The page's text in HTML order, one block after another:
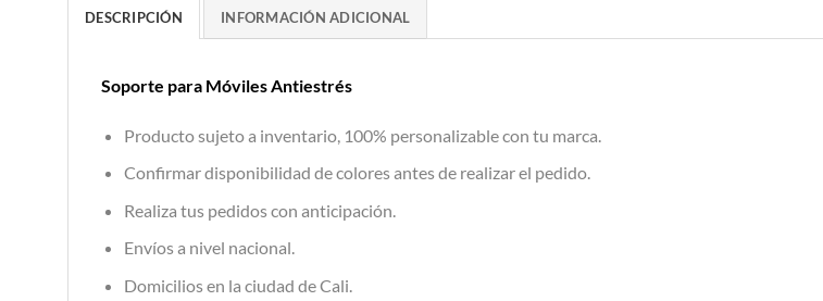
DESCRIPCIÓN INFORMACIÓN ADICIONAL
Soporte para Móviles Antiestrés
Producto sujeto a inventario, 100% personalizable con tu marca.
Confirmar disponibilidad de colores antes de realizar el pedido.
Realiza tus pedidos con anticipación.
Envíos a nivel nacional.
Domicilios en la ciudad de Cali.